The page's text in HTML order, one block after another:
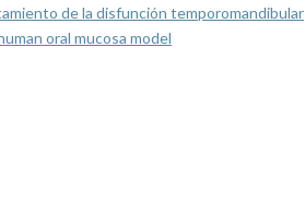
de la disfunción temporomandibular
oral mucosa model